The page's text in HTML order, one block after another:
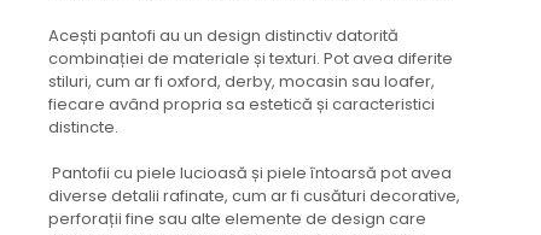
Acești pantofi au un design distinctiv datorită
combinației de materiale și texturi. Pot avea diferite
stiluri, cum ar fi oxford, derby, mocasin sau loafer,
fiecare având propria sa estetică și caracteristici
distincte.
Pantofii cu piele lucioasă și piele întoarsă pot avea
diverse detalii rafinate, cum ar fi cusături decorative,
perforații fine sau alte elemente de design care